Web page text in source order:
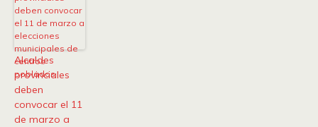
Alcaldes
provinciales
deben
convocar el 11
de marzo a